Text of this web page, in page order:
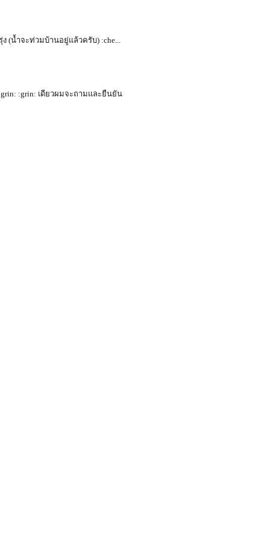
(น้ำจะท่วมบ้านอยู่แล้วครับ) :che...
:grin: เดียวผมจะถามและยืนยัน